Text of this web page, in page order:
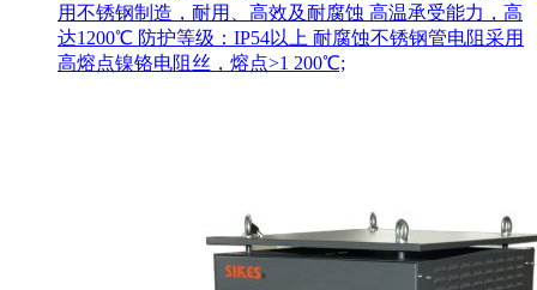
用不锈钢制造，耐用、高效及耐腐蚀 高温承受能力，高
达1200℃ 防护等级：IP54以上 耐腐蚀不锈钢管电阻采用
高熔点镍铬电阻丝，熔点>1 200℃;